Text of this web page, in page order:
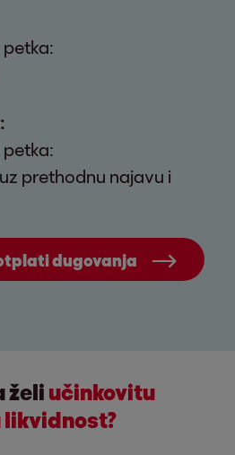
prethodnu najavu i
dugovanja
želi učinkovitu